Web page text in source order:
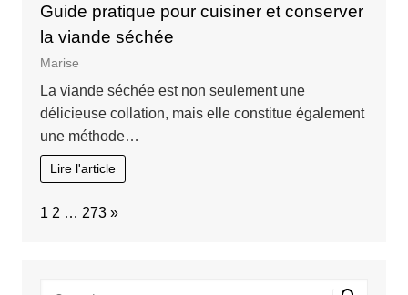
Guide pratique pour cuisiner et conserver
la viande séchée
Marise
La viande séchée est non seulement une
délicieuse collation, mais elle constitue également
une méthode…
Lire l'article
Page:
1 2 … 273 Next
»